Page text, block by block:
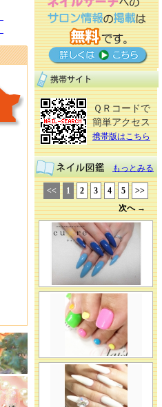
ＱＲコードで
簡単アクセス
携帯版はこちら
もっとみる
<< 1 2 3 4 5
>>
次へ →